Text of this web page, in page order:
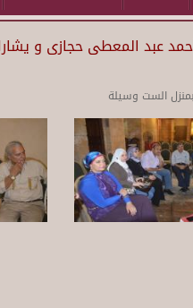
عبد المعطى حجازى و
الست وسيلة